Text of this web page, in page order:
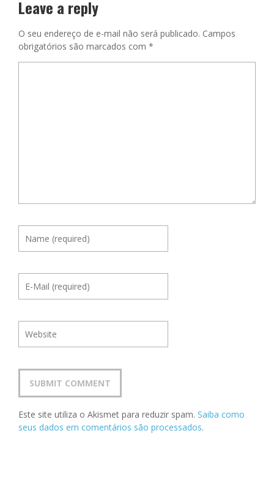
Leave a reply
O seu endereço de e-mail não será publicado. Campos
obrigatórios são marcados com *
Este site utiliza o Akismet para reduzir spam. Saiba como
seus dados em comentários são processados.